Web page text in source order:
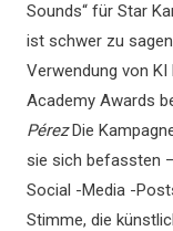
Sounds“ für Star
ist schwer zu
Verwendung von KI
Academy Awards
PérezDie
sie sich befassten
Social -Media -
Stimme, die